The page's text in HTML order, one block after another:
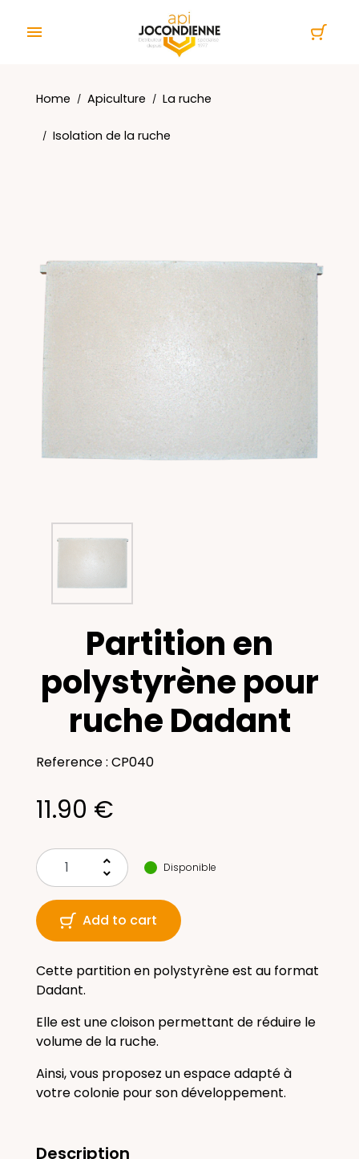

Home Apiculture La ruche
Isolation de la ruche
Partition en
polystyrène pour
ruche Dadant
Reference : CP040
11.90 €
keyboard_arrow_up
keyboard_arrow_down
Disponible
Add to cart
Cette partition en polystyrène est au format
Dadant.
Elle est une cloison permettant de réduire le
volume de la ruche.
Ainsi, vous proposez un espace adapté à
votre colonie pour son développement.
Description